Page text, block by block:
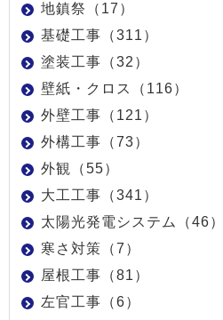
地鎮祭（17）
基礎工事（311）
塗装工事（32）
壁紙・クロス（116）
外壁工事（121）
外構工事（73）
外観（55）
大工工事（341）
太陽光発電システム（46）
寒さ対策（7）
屋根工事（81）
左官工事（6）